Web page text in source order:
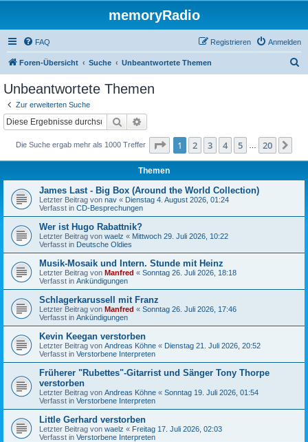
memoryRadio
FAQ Anmelden
Registrieren
Foren-Übersicht Suche Unbeantwortete Themen
Unbeantwortete Themen
Zur erweiterten Suche
Suche
Die Suche ergab mehr als 1000 Treffer Seite 1von 20
1 2 3 4 5 20
Themen
James Last - Big Box (Around the World Collection)
Letzter Beitrag von nav « Dienstag 4. August 2026, 01:24
Verfasst in CD-Besprechungen
Wer ist Hugo Rabattnik?
Letzter Beitrag von waelz « Mittwoch 29. Juli 2026, 10:22
Verfasst in Deutsche Oldies
Musik-Mosaik und Intern. Stunde mit Heinz
Letzter Beitrag von Manfred « Sonntag 26. Juli 2026, 18:18
Verfasst in Ankündigungen
Schlagerkarussell mit Franz
Letzter Beitrag von Manfred « Sonntag 26. Juli 2026, 17:46
Verfasst in Ankündigungen
Kevin Keegan verstorben
Letzter Beitrag von Andreas Köhne « Dienstag 21. Juli 2026, 20:52
Verfasst in Verstorbene Interpreten
Früherer "Rubettes"-Gitarrist und Sänger Tony Thorpe
verstorben
Letzter Beitrag von Andreas Köhne « Sonntag 19. Juli 2026, 01:54
Verfasst in Verstorbene Interpreten
Little Gerhard verstorben
Letzter Beitrag von waelz « Freitag 17. Juli 2026, 02:03
Verfasst in Verstorbene Interpreten